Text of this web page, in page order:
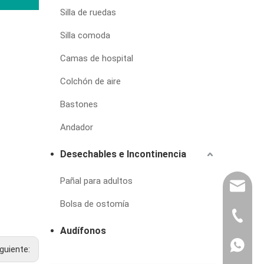
Silla de ruedas
Silla comoda
Camas de hospital
Colchón de aire
Bastones
Andador
Desechables e Incontinencia
Pañal para adultos
Bolsa de ostomía
Audífonos
(86)
86-